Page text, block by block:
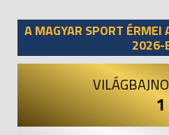
A MAGYAR SPORT ÉRMEI
2026-
1